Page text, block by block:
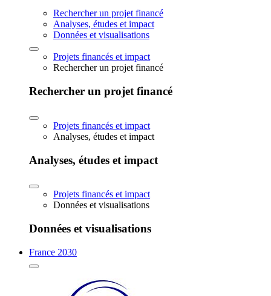
Rechercher un projet financé
Analyses, études et impact
Données et visualisations
Projets financés et impact
Rechercher un projet financé
Rechercher un projet financé
Projets financés et impact
Analyses, études et impact
Analyses, études et impact
Projets financés et impact
Données et visualisations
Données et visualisations
France 2030